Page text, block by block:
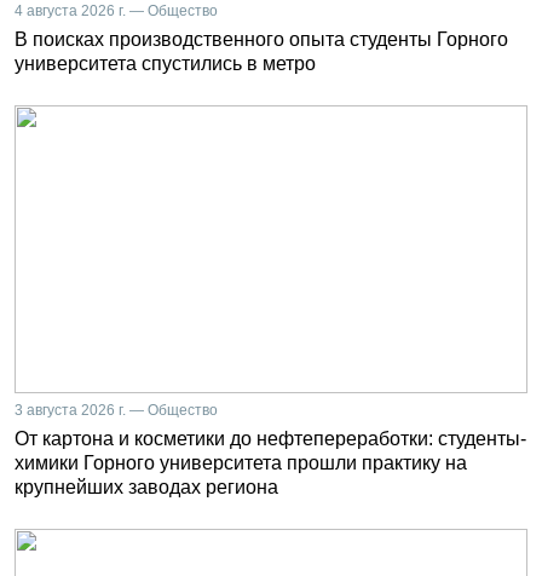
4 августа 2026 г. — Общество
В поисках производственного опыта студенты Горного
университета спустились в метро
3 августа 2026 г. — Общество
От картона и косметики до нефтепереработки: студенты-
химики Горного университета прошли практику на
крупнейших заводах региона